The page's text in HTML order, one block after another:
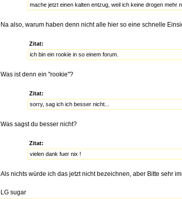
mache jetzt einen kalten entzug, weil ich keine drogen mehr
Na also, warum haben denn nicht alle hier so eine schnelle
Zitat:
ich bin ein rookie in so einem forum.
Was ist denn ein "rookie"?
Zitat:
sorry, sag ich ich besser nicht...
Was sagst du besser nicht?
Zitat:
vielen dank fuer nix !
Als nichts würde ich das jetzt nicht bezeichnen, aber Bitte sehr
LG sugar